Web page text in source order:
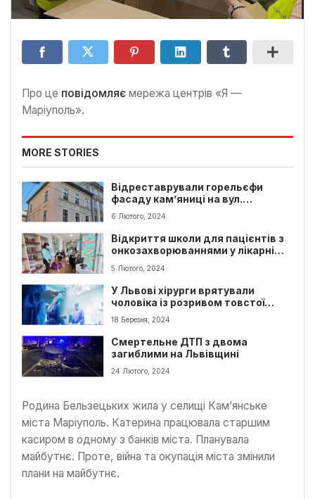
Про це повідомляє мережа центрів «Я —
Маріуполь».
MORE STORIES
Відреставрували горельєфи
фасаду кам’яниці на вул.
Вірменській у Львові
6 Лютого, 2024
Відкриття школи для пацієнтів з
онкозахворюваннями у лікарні
5 Лютого, 2024
У Львові хірурги врятували
чоловіка із розривом товстої
кишки
18 Березня, 2024
Смертельне ДТП з двома
загиблими на Львівщині
24 Лютого, 2024
Родина Бельзецьких жила у селищі Кам’янське
міста Маріуполь. Катерина працювала старшим
касиром в одному з банків міста. Планувала
майбутнє. Проте, війна та окупація міста змінили
плани на майбутнє.